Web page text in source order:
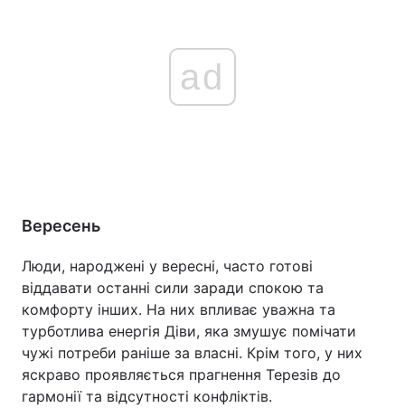
ad
Вересень
Люди, народжені у вересні, часто готові
віддавати останні сили заради спокою та
комфорту інших. На них впливає уважна та
турботлива енергія Діви, яка змушує помічати
чужі потреби раніше за власні. Крім того, у них
яскраво проявляється прагнення Терезів до
гармонії та відсутності конфліктів.